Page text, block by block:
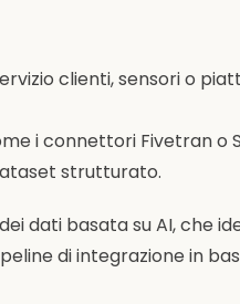
clienti, sensori o
i connettori Fivetran o
strutturato.
dati basata su AI, che
di integrazione in